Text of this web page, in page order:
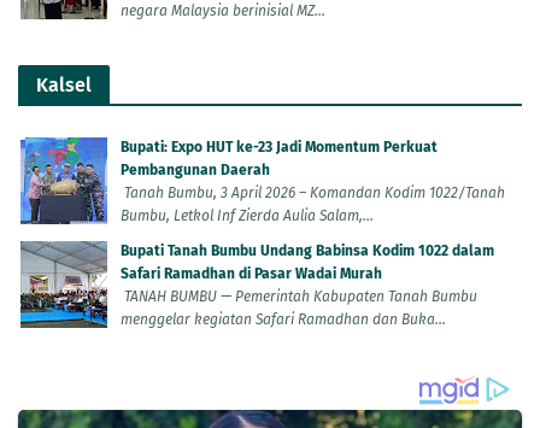
negara Malaysia berinisial MZ...
Kalsel
Bupati: Expo HUT ke-23 Jadi Momentum Perkuat
Pembangunan Daerah
Tanah Bumbu, 3 April 2026 – Komandan Kodim 1022/Tanah
Bumbu, Letkol Inf Zierda Aulia Salam,...
Bupati Tanah Bumbu Undang Babinsa Kodim 1022 dalam
Safari Ramadhan di Pasar Wadai Murah
TANAH BUMBU — Pemerintah Kabupaten Tanah Bumbu
menggelar kegiatan Safari Ramadhan dan Buka...